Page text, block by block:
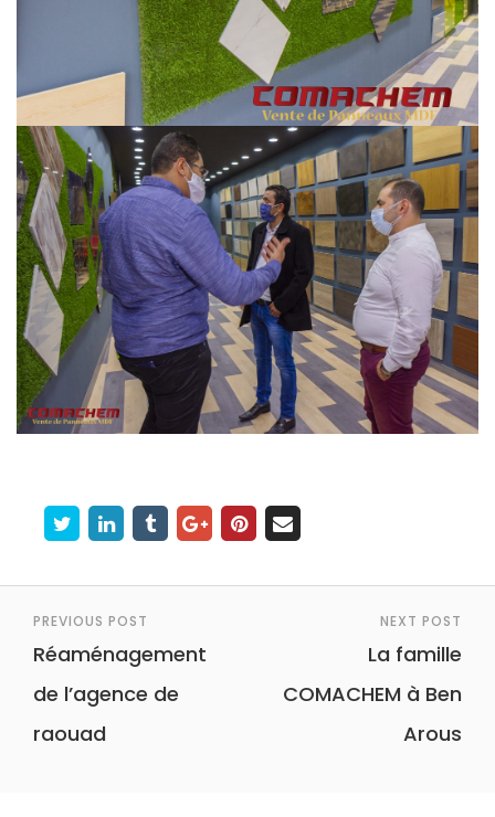
navigation
PREVIOUS POST
Réaménagement
de l’agence de
raouad
NEXT POST
La famille
COMACHEM à Ben
Arous